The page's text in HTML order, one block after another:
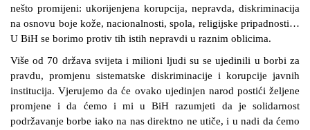
nešto promijeni: ukorijenjena korupcija, nepravda, diskriminacija
na osnovu boje kože, nacionalnosti, spola, religijske pripadnosti…
U BiH se borimo protiv tih istih nepravdi u raznim oblicima.
Više od 70 država svijeta i milioni ljudi su se ujedinili u borbi za
pravdu, promjenu sistematske diskriminacije i korupcije javnih
institucija. Vjerujemo da će ovako ujedinjen narod postići željene
promjene i da ćemo i mi u BiH razumjeti da je solidarnost
podržavanje borbe iako na nas direktno ne utiče, i u nadi da ćemo